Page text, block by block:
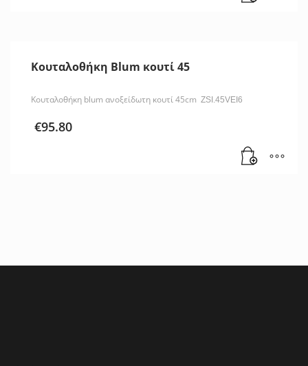
Κουταλοθήκη Blum κουτί 45
Κουταλοθήκη blum ανοξείδωτη κουτί 45cm ZSI.45VEI6
€95.80